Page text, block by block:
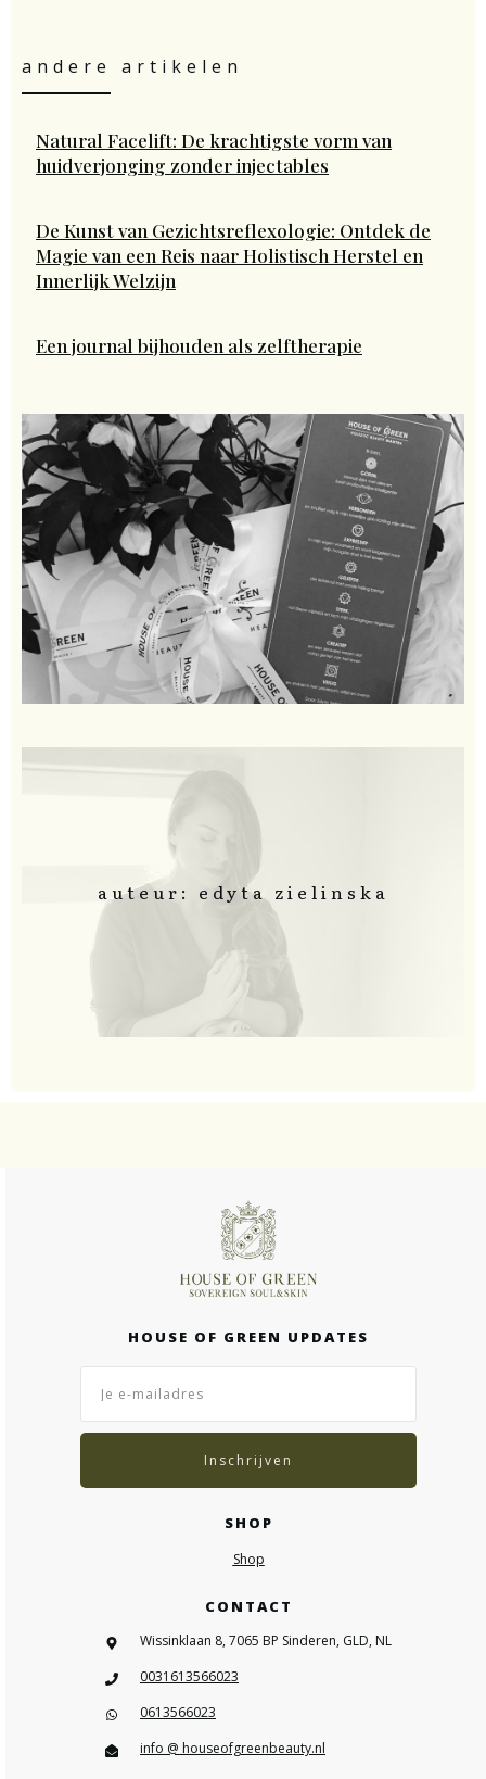
andere artikelen
Natural Facelift: De krachtigste vorm van
huidverjonging zonder injectables
De Kunst van Gezichtsreflexologie: Ontdek de
Magie van een Reis naar Holistisch Herstel en
Innerlijk Welzijn
Een journal bijhouden als zelftherapie
auteur: edyta zielinska
HOUSE OF GREEN UPDATES
Inschrijven
SHOP
Shop
CONTACT
Wissinklaan 8, 7065 BP Sinderen, GLD, NL
0031613566023
0613566023
info @ houseofgreenbeauty.nl